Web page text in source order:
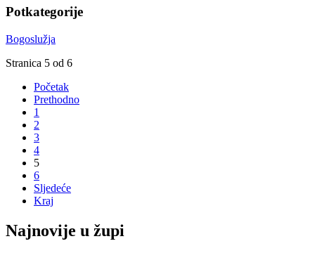
Potkategorije
Bogoslužja
Stranica 5 od 6
Početak
Prethodno
1
2
3
4
5
6
Sljedeće
Kraj
Najnovije u župi